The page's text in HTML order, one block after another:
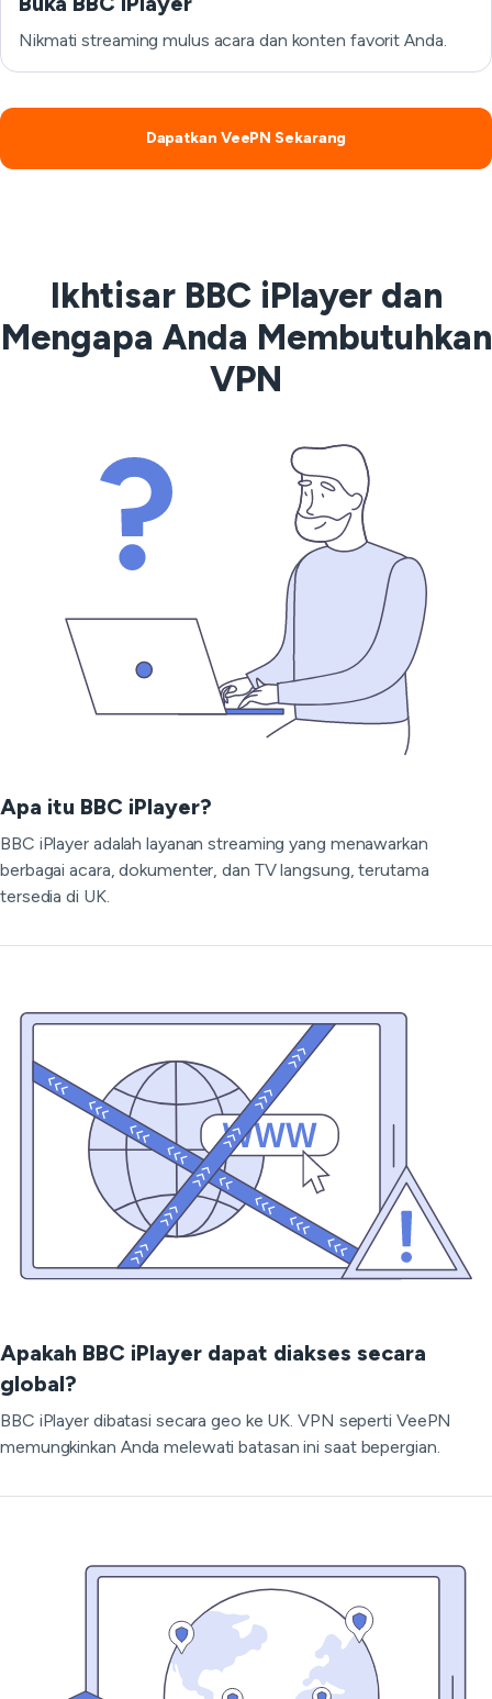
Nikmati streaming mulus acara dan konten favorit Anda.
Dapatkan VeePN Sekarang
Ikhtisar BBC iPlayer dan
Mengapa Anda Membutuhkan
VPN
Apa itu BBC iPlayer?
BBC iPlayer adalah layanan streaming yang menawarkan
berbagai acara, dokumenter, dan TV langsung, terutama
tersedia di UK.
Apakah BBC iPlayer dapat diakses secara
global?
BBC iPlayer dibatasi secara geo ke UK. VPN seperti VeePN
memungkinkan Anda melewati batasan ini saat bepergian.